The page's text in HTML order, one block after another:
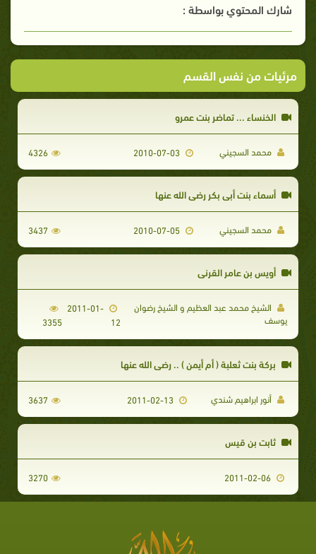
شارك المحتوي بواسطة :
مرئيات من نفس القسم
الخنساء ... تماضر بنت عمرو
محمد السجيني 2010-07-03
4326
أسماء بنت أبي بكر رضي الله عنها
محمد السجيني 2010-07-05
3437
أويس بن عامر القرني
الشيخ محمد عبد العظيم و الشيخ رضوان
يوسف
2011-01-
12
3355
بركة بنت ثعلبة ( أم أيمن ) .. رضي الله عنها
أنور ابراهيم شندي 2011-02-13
3637
ثابت بن قيس
3270